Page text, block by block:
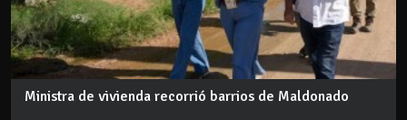
Ministra de vivienda recorrió barrios de Maldonado